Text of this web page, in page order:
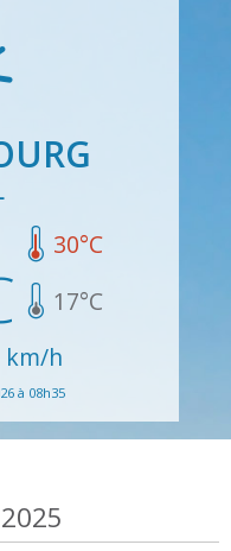
30°C
17°C
km/h
à 08h35